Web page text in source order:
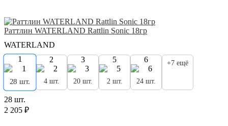
Раттлин WATERLAND Rattlin Sonic 18гр
WATERLAND
1
28 шт.
2
4 шт.
3
20 шт.
5
2 шт.
6
24 шт.
+7 ещё
28 шт.
2 205 ₽